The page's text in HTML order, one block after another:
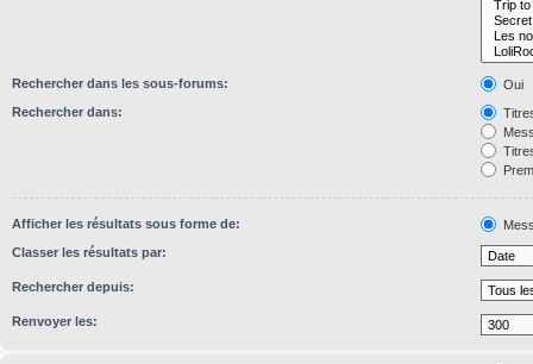
Rechercher dans les sous-forums:
Oui
Rechercher dans:
Afficher les résultats sous forme de:
Classer les résultats par:
Rechercher depuis:
Renvoyer les: